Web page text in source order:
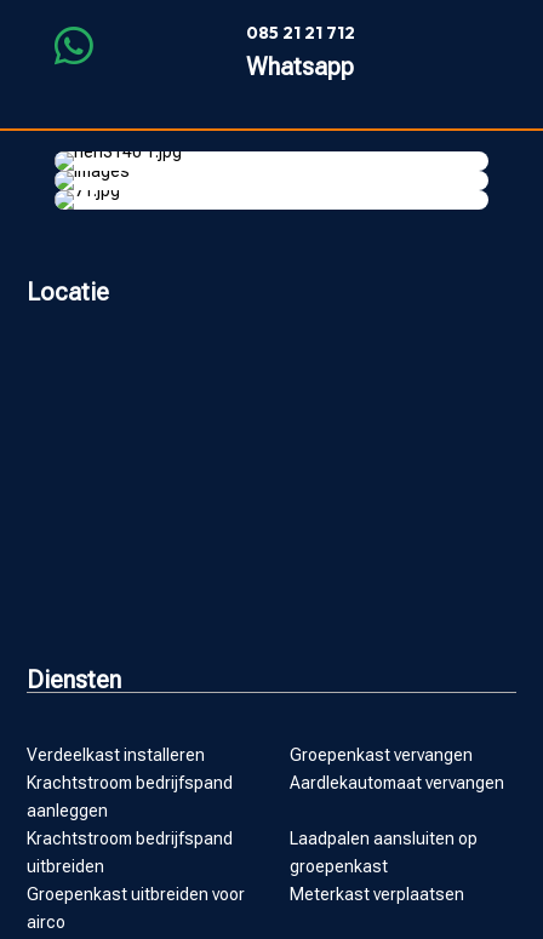
 085 21 21 712
Whatsapp
Locatie
Diensten
Verdeelkast installeren
Groepenkast vervangen
Krachtstroom bedrijfspand
aanleggen
Aardlekautomaat vervangen
Krachtstroom bedrijfspand
uitbreiden
Laadpalen aansluiten op
groepenkast
Groepenkast uitbreiden voor
airco
Meterkast verplaatsen